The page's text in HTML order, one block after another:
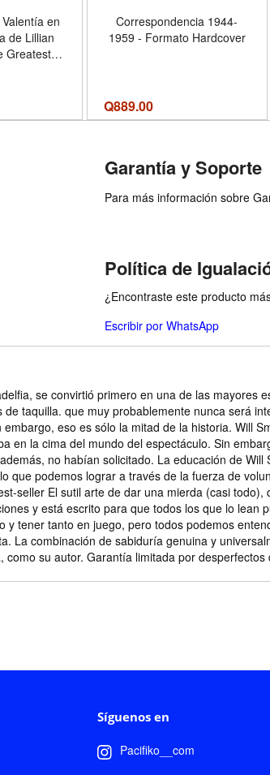
en
de Lillian
Greatest
Then
Edition)
Correspondencia 1944-
1959 - Formato Hardcover
Q889.00
Garantía y Soporte
Para más información sobre
Política de
¿Encontraste este producto
Escribir por WhatsApp
se convirtió primero en una de las mayores
taquilla. que muy probablemente nunca será
eso es sólo la mitad de la historia. Will
en la cima del mundo del espectáculo. Sin
no habían solicitado. La educación de
que podemos lograr a través de la fuerza de
seller El sutil arte de dar una mierda (casi
y está escrito para que todos los que lo
tener tanto en juego, pero todos podemos
La combinación de sabiduría genuina y
su autor. Garantía limitada por
Síguenos en
Pacifiko__com